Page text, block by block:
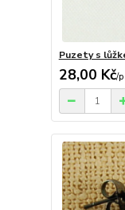
Puzety s
28,00 Kč/